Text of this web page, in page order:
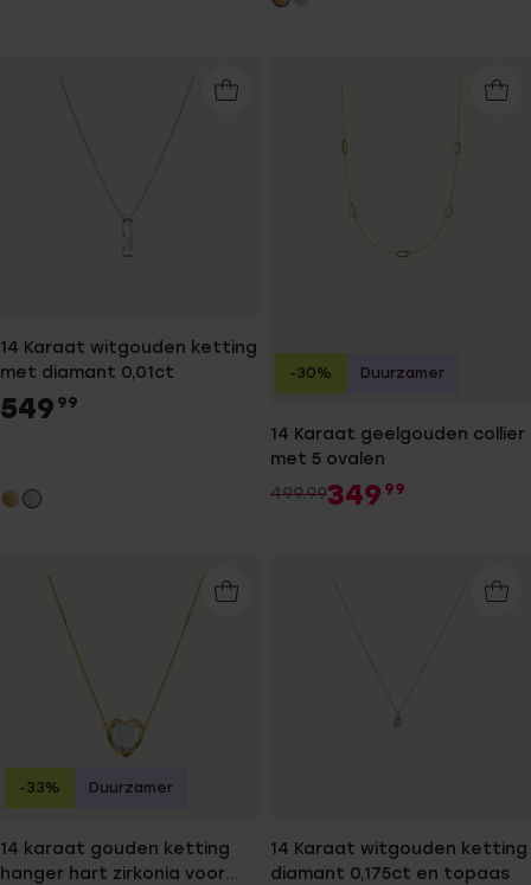
14 Karaat witgouden ketting
met diamant 0,01ct
549 99
14 Karaat geelgouden collier
met 5 ovalen
499.99349 99
-30% Duurzamer
14 karaat gouden ketting
hanger hart zirkonia voor
-33% Duurzamer
14 Karaat witgouden ketting
diamant 0,175ct en topaas